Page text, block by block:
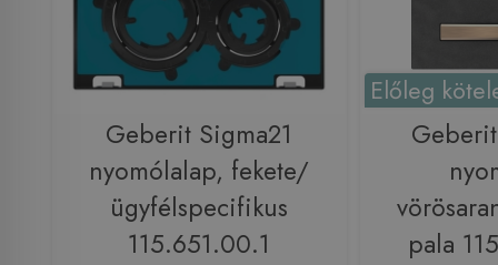
Geberit Sigma21
nyomólalap, fekete/
ügyfélspecifikus
115.651.00.1
Előleg
pala